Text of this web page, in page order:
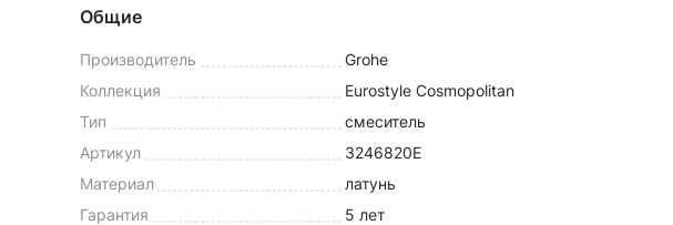
Общие
Производитель
Grohe
Коллекция
Eurostyle Cosmopolitan
Тип
смеситель
Артикул
3246820E
Материал
латунь
Гарантия
5 лет